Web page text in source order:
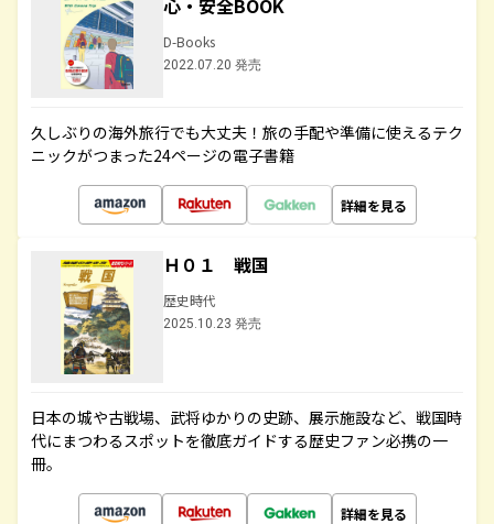
心・安全BOOK
D-Books
2022.07.20 発売
久しぶりの海外旅行でも大丈夫！旅の手配や準備に使えるテク
ニックがつまった24ページの電子書籍
詳細を見る
Ｈ０１ 戦国
歴史時代
2025.10.23 発売
日本の城や古戦場、武将ゆかりの史跡、展示施設など、戦国時
代にまつわるスポットを徹底ガイドする歴史ファン必携の一
冊。
詳細を見る